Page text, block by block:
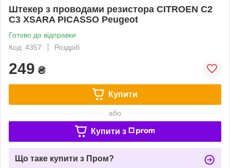
Штекер з проводами резистора CITROEN C2
C3 XSARA PICASSO Peugeot
Готово до відправки
Код: 4357
Роздріб
249 ₴
Купити
або
Купити з
Що таке купити з Пром?